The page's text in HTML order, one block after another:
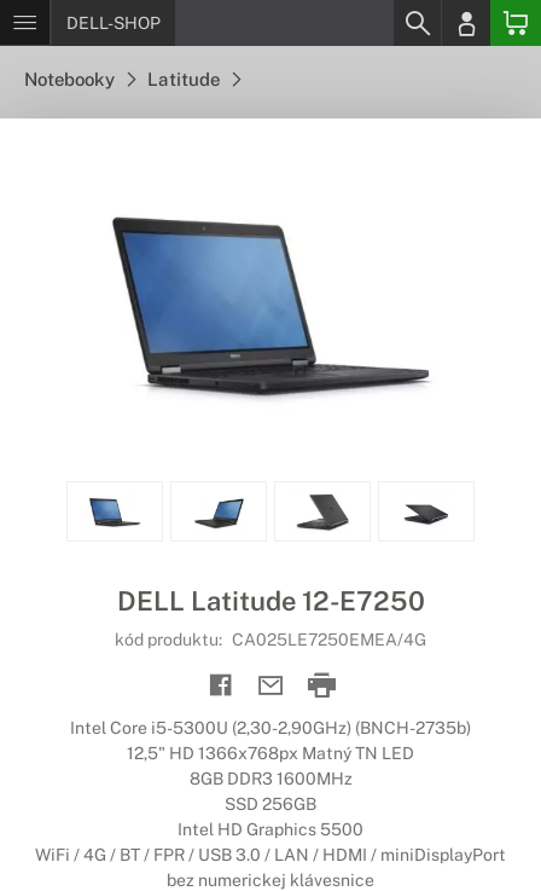
DELL-SHOP
Notebooky Latitude
DELL Latitude 12-E7250
kód produktu: CA025LE7250EMEA/4G
Intel Core i5-5300U (2,30-2,90GHz) (BNCH-2735b)
12,5" HD 1366x768px Matný TN LED
8GB DDR3 1600MHz
SSD 256GB
Intel HD Graphics 5500
WiFi / 4G / BT / FPR / USB 3.0 / LAN / HDMI / miniDisplayPort
bez numerickej klávesnice